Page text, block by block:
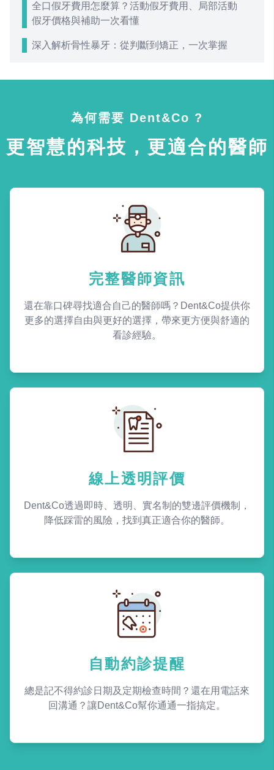
全口假牙費用怎麼算？活動假牙費用、局部活動
假牙價格與補助一次看懂
深入解析骨性暴牙：從判斷到矯正，一次掌握
為何需要 Dent&Co ?
更智慧的科技，更適合的醫師
完整醫師資訊
還在靠口碑尋找適合自己的醫師嗎？Dent&Co提供你
更多的選擇自由與更好的選擇，帶來更方便與舒適的
看診經驗。
線上透明評價
Dent&Co透過即時、透明、實名制的雙邊評價機制，
降低踩雷的風險，找到真正適合你的醫師。
自動約診提醒
總是記不得約診日期及定期檢查時間？還在用電話來
回溝通？讓Dent&Co幫你通通一指搞定。